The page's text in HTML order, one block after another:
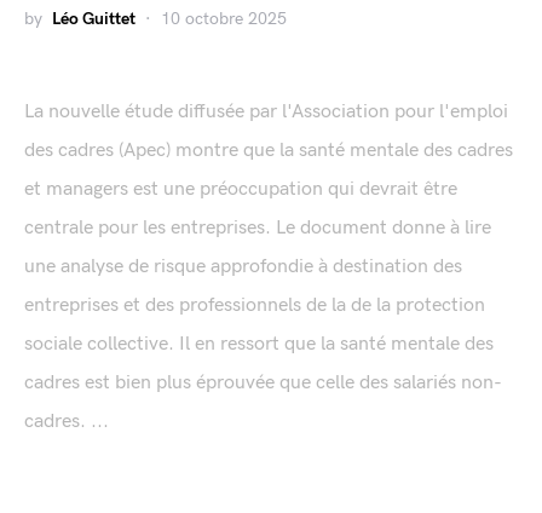
by Léo Guittet 10 octobre 2025
La nouvelle étude diffusée par l'Association pour l'emploi
des cadres (Apec) montre que la santé mentale des cadres
et managers est une préoccupation qui devrait être
centrale pour les entreprises. Le document donne à lire
une analyse de risque approfondie à destination des
entreprises et des professionnels de la de la protection
sociale collective. Il en ressort que la santé mentale des
cadres est bien plus éprouvée que celle des salariés non-
cadres. ...